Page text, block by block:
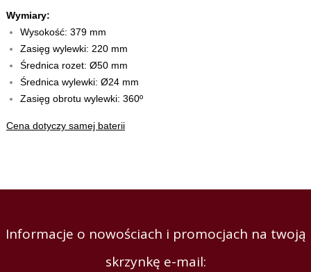
Wymiary:
Wysokość: 379 mm
Zasięg wylewki: 220 mm
Średnica rozet: Ø50 mm
Średnica wylewki: Ø24 mm
Zasięg obrotu wylewki: 360º
Cena dotyczy samej baterii
Informacje o nowościach i promocjach na twoją
skrzynkę e-mail: